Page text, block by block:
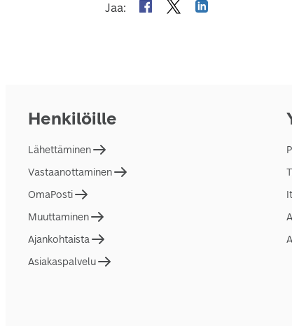
Jaa:
Henkilöille
Lähettäminen
Vastaanottaminen
OmaPosti
Muuttaminen
Ajankohtaista
Asiakaspalvelu